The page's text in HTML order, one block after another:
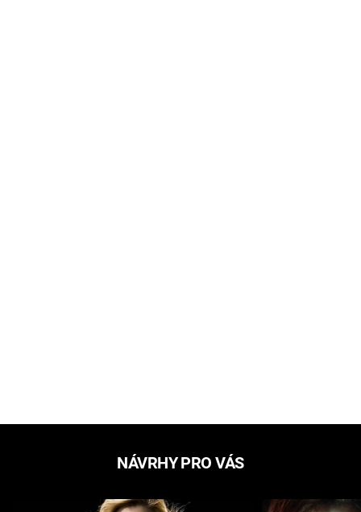
NÁVRHY PRO VÁS